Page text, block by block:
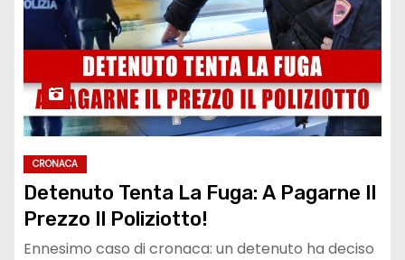
CRONACA
Detenuto Tenta La Fuga: A Pagarne Il
Prezzo Il Poliziotto!
Ennesimo caso di cronaca: un detenuto ha deciso